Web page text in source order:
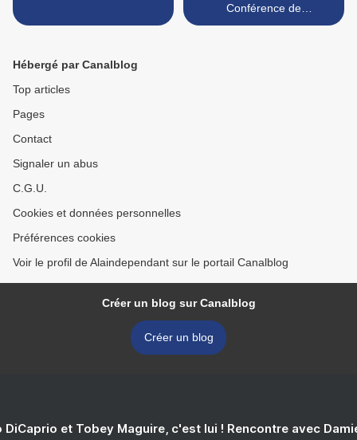
Conférence de
Copenhague sur le climat >
Hébergé par Canalblog
Top articles
Pages
Contact
Signaler un abus
C.G.U.
Cookies et données personnelles
Préférences cookies
Voir le profil de Alaindependant sur le portail Canalblog
Créer un blog sur Canalblog
Créer un blog
DiCaprio et Tobey Maguire, c'est lui ! Rencontre avec